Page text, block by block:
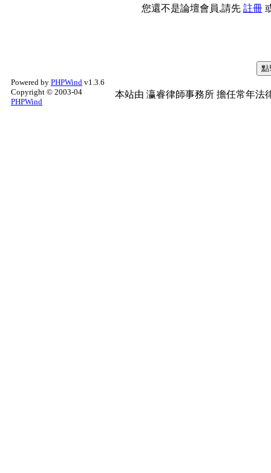
您還不是論壇會員,請先 註冊
Powered by PHPWind v1.3.6
Copyright © 2003-04
PHPWind
本站由 瀛睿律師事務所 擔任常年法